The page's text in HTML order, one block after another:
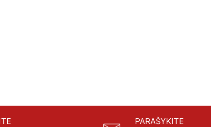
PARAŠYKITE